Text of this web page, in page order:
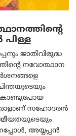
പിള്ള
ജാതിവിരുദ്ധ
നവോത്ഥാന
ഒരാളാണ് സഹോദരൻ
അയ്യപ്പൻ